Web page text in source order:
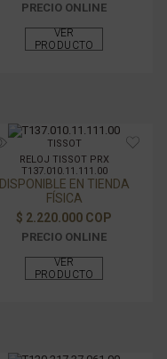
PRECIO ONLINE
VER
PRODUCTO
TISSOT
RELOJ TISSOT PRX
T137.010.11.111.00
$ 2.220.000 COP
DISPONIBLE EN TIENDA
FÍSICA
PRECIO ONLINE
VER
PRODUCTO